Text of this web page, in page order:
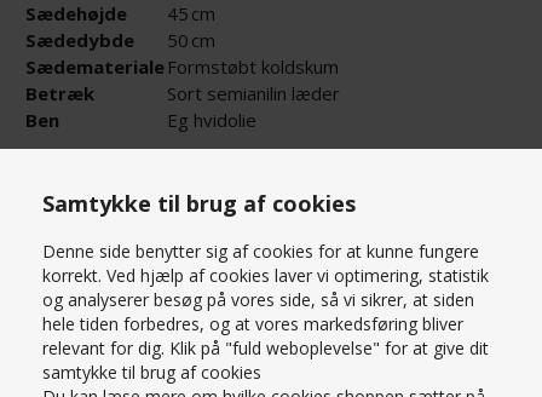
Samtykke til brug af cookies
Denne side benytter sig af cookies for at kunne fungere
korrekt. Ved hjælp af cookies laver vi optimering, statistik
og analyserer besøg på vores side, så vi sikrer, at siden
hele tiden forbedres, og at vores markedsføring bliver
relevant for dig. Klik på "fuld weboplevelse" for at give dit
samtykke til brug af cookies
Sædehøjde
45 cm
Sædedybde
50 cm
Sædemateriale Formstøbt koldskum
Betræk
Sort semianilin læder
Ben
Eg hvidolie
Trædetaljer
designet af Ole Tornøe-Olesen. Zara kombinerer
skandinavisk minimalisme med tydelige trædetaljer – især
på armlænene – hvilket skaber et elegant visuelt udtryk og
en robust følelse i konstruktionen.
Materialer og Komfort
Zara fås i både stof og kraftigt semi-anilinlæder, der giver
Læs mere om produktet
PRISMATCH – KONTAKT OS HER
SPØRG OS